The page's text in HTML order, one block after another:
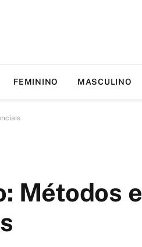
FEMININO MASCULINO
Métodos e